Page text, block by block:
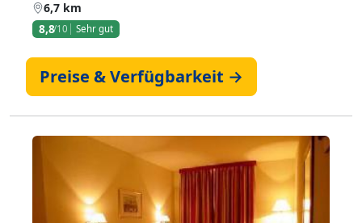
6,7 km
8,8/10 Sehr gut
Preise & Verfügbarkeit →